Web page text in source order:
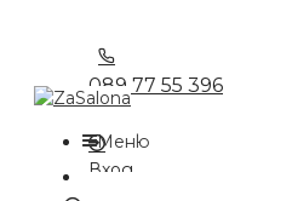
089 77 55 396
Вход
Меню